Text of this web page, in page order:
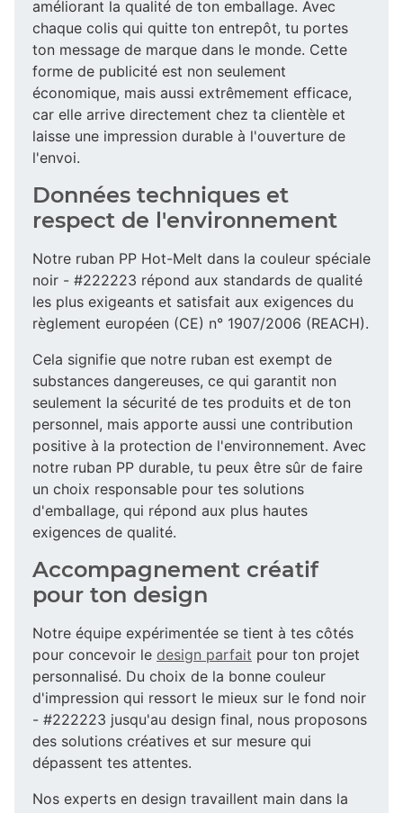
améliorant la qualité de ton emballage. Avec
chaque colis qui quitte ton entrepôt, tu portes
ton message de marque dans le monde. Cette
forme de publicité est non seulement
économique, mais aussi extrêmement efficace,
car elle arrive directement chez ta clientèle et
laisse une impression durable à l'ouverture de
l'envoi.
Données techniques et
respect de l'environnement
Notre ruban PP Hot-Melt dans la couleur spéciale
noir - #222223 répond aux standards de qualité
les plus exigeants et satisfait aux exigences du
règlement européen (CE) n° 1907/2006 (REACH).
Cela signifie que notre ruban est exempt de
substances dangereuses, ce qui garantit non
seulement la sécurité de tes produits et de ton
personnel, mais apporte aussi une contribution
positive à la protection de l'environnement. Avec
notre ruban PP durable, tu peux être sûr de faire
un choix responsable pour tes solutions
d'emballage, qui répond aux plus hautes
exigences de qualité.
Accompagnement créatif
pour ton design
Notre équipe expérimentée se tient à tes côtés
pour concevoir le design parfait pour ton projet
personnalisé. Du choix de la bonne couleur
d'impression qui ressort le mieux sur le fond noir
- #222223 jusqu'au design final, nous proposons
des solutions créatives et sur mesure qui
dépassent tes attentes.
Nos experts en design travaillent main dans la